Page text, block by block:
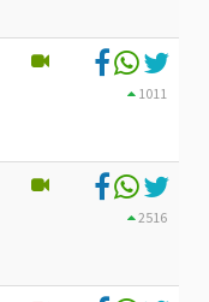
1011
2516